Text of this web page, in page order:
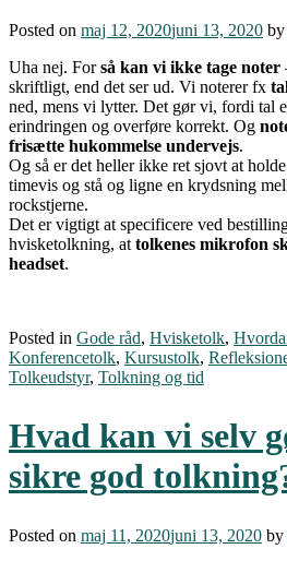
Posted on maj 12, 2020juni 13, 2020 by
Uha nej. Forså kan vi ikke tage noter
skriftligt, end det ser ud. Vi noterer fx
ned, mens vi lytter. Det gør vi, fordi tal
erindringen og overføre korrekt. Og
frisætte hukommelse undervejs.
Og så er det heller ikke ret sjovt at
timevis og stå og ligne en krydsning
rockstjerne.
Det er vigtigt at specificere ved
hvisketolkning, at tolkenes mikrofon
headset.
Posted in Gode råd, Hvisketolk,
Konferencetolk, Kursustolk,
Tolkeudstyr, Tolkning og tid
Hvad kan vi selv
sikre god
Posted on maj 11, 2020juni 13, 2020 by